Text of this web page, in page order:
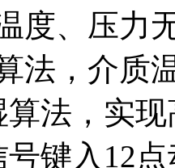
度、压力
法，介质
算法，实
号键入12